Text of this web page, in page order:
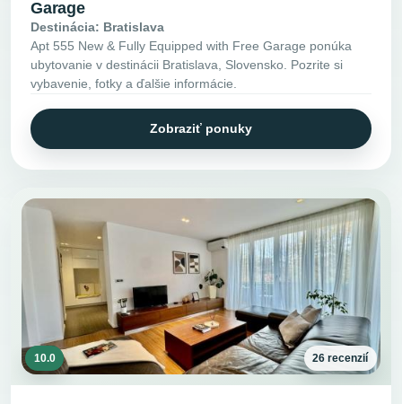
Garage
Destinácia: Bratislava
Apt 555 New & Fully Equipped with Free Garage ponúka
ubytovanie v destinácii Bratislava, Slovensko. Pozrite si
vybavenie, fotky a ďalšie informácie.
Zobraziť ponuky
10.0 26 recenzií